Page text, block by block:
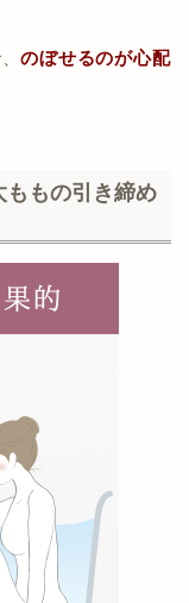
のぼせるのが心配
もの引き締め